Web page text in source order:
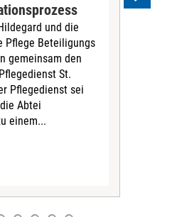
und die
Pflege Beteiligungs
gemeinsam den
St.
Pflegedienst sei
Abtei
einem...